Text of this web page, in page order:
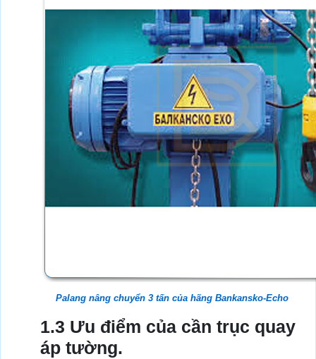
Palang nâng chuyển 3 tấn của hãng Bankansko-Echo
1.3 Ưu điểm của cần trục quay
áp tường.